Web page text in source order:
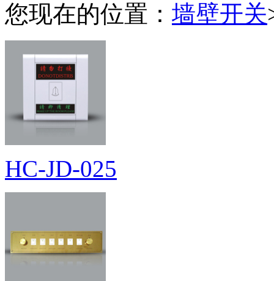
您现在的位置： 墙壁开关
HC-JD-025